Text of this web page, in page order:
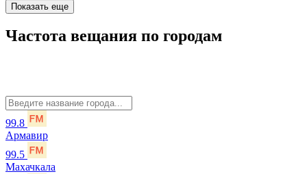
Показать еще
Частота вещания по городам
99.8
Армавир
99.5
Махачкала